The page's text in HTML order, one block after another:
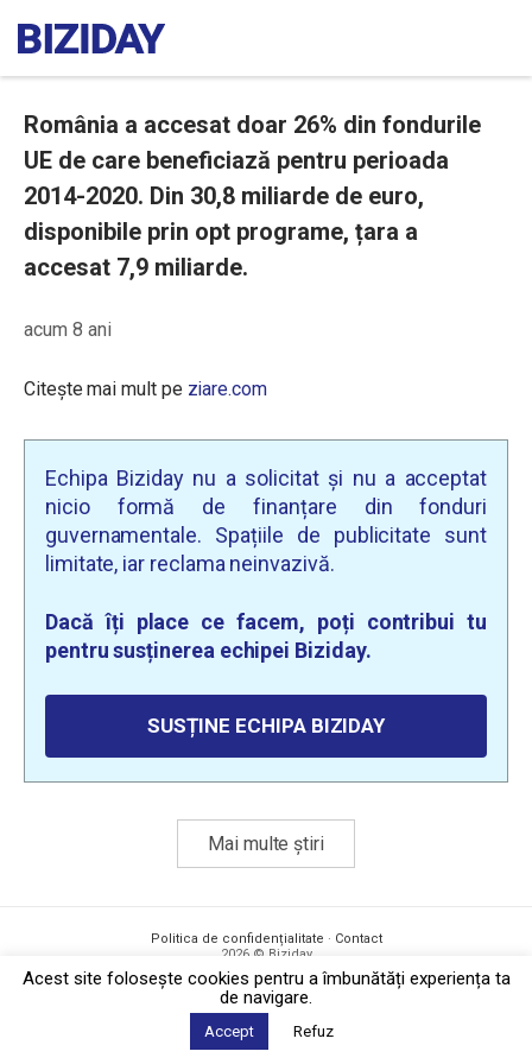
România a accesat doar 26% din fondurile
UE de care beneficiază pentru perioada
2014-2020. Din 30,8 miliarde de euro,
disponibile prin opt programe, țara a
accesat 7,9 miliarde.
acum 8 ani
Citește mai mult pe ziare.com
Echipa Biziday nu a solicitat și nu a acceptat
nicio formă de finanțare din fonduri
guvernamentale. Spațiile de publicitate sunt
limitate, iar reclama neinvazivă.
Dacă îți place ce facem, poți contribui tu
pentru susținerea echipei Biziday.
SUSȚINE ECHIPA BIZIDAY
Mai multe știri
Politica de confidențialitate · Contact
2026 © Biziday
Acest site foloseşte cookies pentru a îmbunătăți experiența ta
de navigare.
Accept Refuz